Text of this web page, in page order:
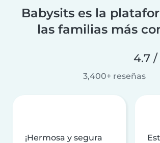
Babysits es la
las familias más
4.7 /
3,400+ reseñas
¡Hermosa y segura